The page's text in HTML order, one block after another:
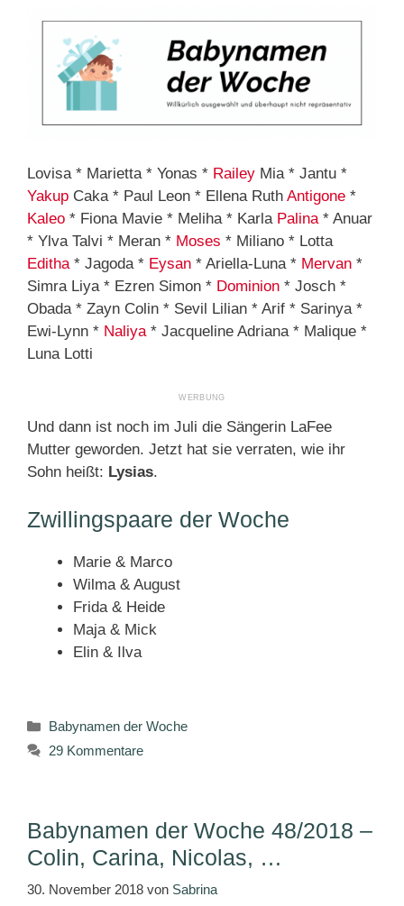
Lovisa * Marietta * Yonas * Railey Mia * Jantu *
Yakup Caka * Paul Leon * Ellena Ruth Antigone *
Kaleo * Fiona Mavie * Meliha * Karla Palina* Anuar
* Ylva Talvi * Meran * Moses * Miliano * Lotta
Editha* Jagoda * Eysan * Ariella-Luna * Mervan *
Simra Liya * Ezren Simon * Dominion * Josch *
Obada * Zayn Colin * Sevil Lilian * Arif * Sarinya *
Ewi-Lynn * Naliya* Jacqueline Adriana * Malique *
Luna Lotti
Und dann ist noch im Juli die Sängerin LaFee
Mutter geworden. Jetzt hat sie verraten, wie ihr
Sohn heißt: Lysias.
Zwillingspaare der Woche
Marie & Marco
Wilma & August
Frida & Heide
Maja & Mick
Elin & Ilva
Kategorien
Babynamen der Woche
29 Kommentare
Babynamen der Woche 48/2018 –
Colin, Carina, Nicolas, …
30. November 2018 von Sabrina